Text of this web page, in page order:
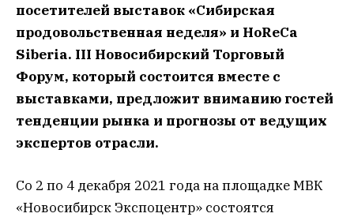
посетителей выставок «Сибирская
продовольственная неделя» и HoReCa
Siberia. III Новосибирский Торговый
Форум, который состоится вместе с
выставками, предложит вниманию гостей
тенденции рынка и прогнозы от ведущих
экспертов отрасли.
Со 2 по 4 декабря 2021 года на площадке МВК
«Новосибирск Экспоцентр» состоятся